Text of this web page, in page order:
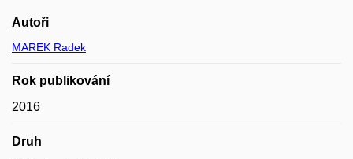
Autoři
MAREK Radek
Rok publikování
2016
Druh